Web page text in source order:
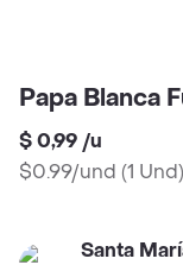
Papa Blanca
$ 0,99 /u
$0.99/und (1 Und)
Santa